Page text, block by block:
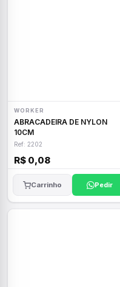
WORKER
ABRACADEIRA DE NYLON
10CM
Ref: 2202
R$ 0,08
Carrinho Pedir